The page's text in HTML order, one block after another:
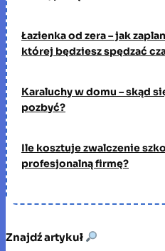
Łazienka od zera – jak
której będziesz spędzać
Karaluchy w domu – skąd
pozbyć?
Ile kosztuje zwalczenie
profesjonalną firmę?
Znajdź artykuł